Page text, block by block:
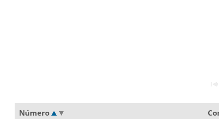
Número